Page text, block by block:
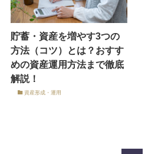
貯蓄・資産を増やす3つの
方法（コツ）とは？おすす
めの資産運用方法まで徹底
解説！
資産形成・運用